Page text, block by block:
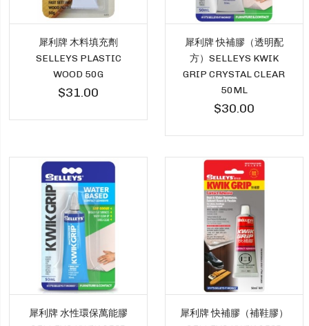
犀利牌 木料填充劑
SELLEYS PLASTIC
WOOD 50G
$31.00
犀利牌 快補膠（透明配
方）SELLEYS KWIK
GRIP CRYSTAL CLEAR
50ML
$30.00
犀利牌 水性環保萬能膠
犀利牌 快補膠（補鞋膠）